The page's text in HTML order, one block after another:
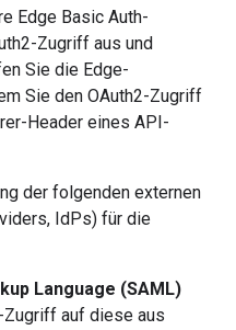
Edge Basic Auth-
Zugriff aus und
Sie die Edge-
Sie den OAuth2-Zugriff
Header eines API-
der folgenden externen
IdPs) für die
Language (SAML)
Zugriff auf diese aus